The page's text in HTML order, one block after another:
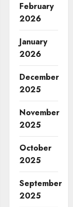
February
2026
January
2026
December
2025
November
2025
October
2025
September
2025